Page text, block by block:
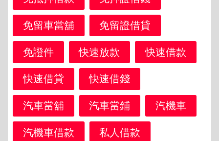
免留車當舖 免留證借貸
免證件 快速放款 快速借款
快速借貸 快速借錢
汽車當舖 汽車當鋪 汽機車
汽機車借款 私人借款